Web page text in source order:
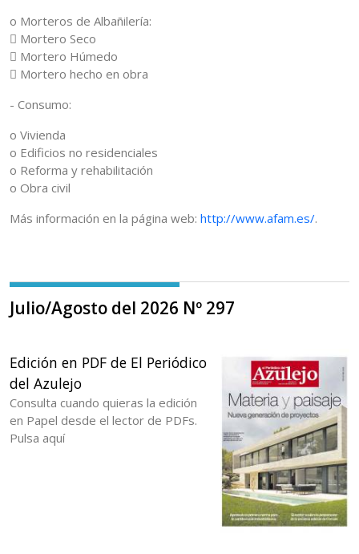
o Morteros de Albañilería:
 Mortero Seco
 Mortero Húmedo
 Mortero hecho en obra
- Consumo:
o Vivienda
o Edificios no residenciales
o Reforma y rehabilitación
o Obra civil
Más información en la página web: http://www.afam.es/.
Julio/Agosto del 2026 Nº 297
Edición en PDF de El Periódico
del Azulejo
Consulta cuando quieras la edición
en Papel desde el lector de PDFs.
Pulsa aquí